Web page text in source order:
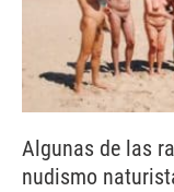
Algunas de las
nudismo